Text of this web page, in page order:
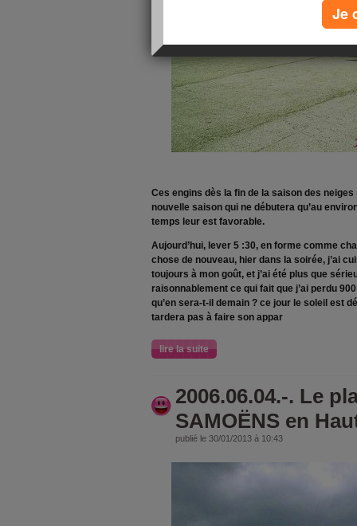
Ces engins dès la fin de la saison des
nouvelle saison qui ne débutera qu’au
temps leur est favorable.
Aujourd’hui, lever 5 :30, en forme comme
chose de nouveau, hier dans la soirée, j’ai
toujours à mon goût, et j’ai été plus que
raisonnablement ce qui fait que j’ai perdu
qu’en sera-t-il demain ? ce jour le soleil est
tardera pas à faire son appar
lire la suite
2006.06.04.-. Le
SAMOËNS en
publié le 30/01/2013 à 10:43
Je